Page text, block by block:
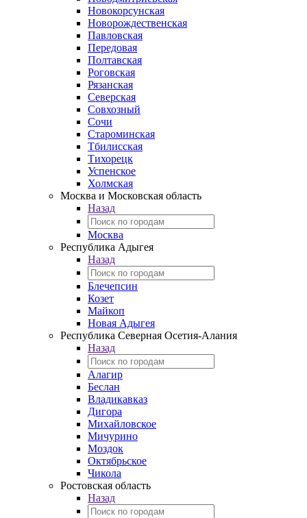
Новокорсунская
Новорождественская
Павловская
Передовая
Полтавская
Роговская
Рязанская
Северская
Совхозный
Сочи
Староминская
Тбилисская
Тихорецк
Успенское
Холмская
Москва и Московская область
Назад
Москва
Республика Адыгея
Назад
Блечепсин
Козет
Майкоп
Новая Адыгея
Республика Северная Осетия-Алания
Назад
Алагир
Беслан
Владикавказ
Дигора
Михайловское
Мичурино
Моздок
Октябрьское
Чикола
Ростовская область
Назад